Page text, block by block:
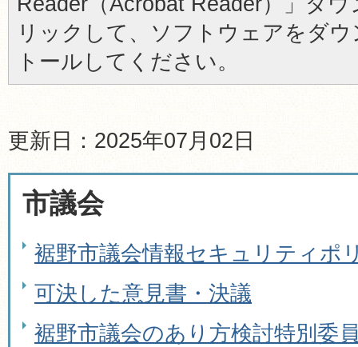
リックして、ソフトウェアをダ
トールしてください。
更新日：2025年07月02日
市議会
裾野市議会情報セキュリティポ
可決した意見書・決議
裾野市議会のあり方検討特別委